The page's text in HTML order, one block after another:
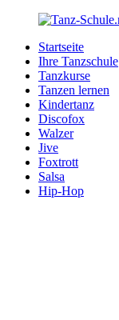
Zurück
Inhalt
Tanz-
Schule.net
Ihre
Tanzschule
Internet
Startseite
Ihre Tanzschule
Tanzkurse
Tanzen lernen
Kindertanz
Discofox
Walzer
Jive
Foxtrott
Salsa
Hip-Hop